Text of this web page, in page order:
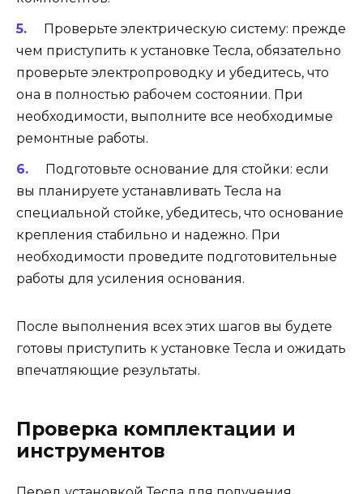
Проверьте электрическую систему: прежде
чем приступить к установке Тесла, обязательно
проверьте электропроводку и убедитесь, что
она в полностью рабочем состоянии. При
необходимости, выполните все необходимые
ремонтные работы.
Подготовьте основание для стойки: если
вы планируете устанавливать Тесла на
специальной стойке, убедитесь, что основание
крепления стабильно и надежно. При
необходимости проведите подготовительные
работы для усиления основания.
После выполнения всех этих шагов вы будете
готовы приступить к установке Тесла и ожидать
впечатляющие результаты.
Проверка комплектации и
инструментов